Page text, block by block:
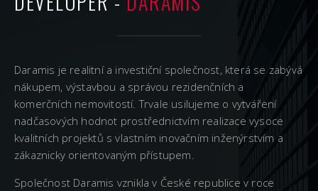
Daramis je realitní a investiční společnost, která se zabývá
nákupem, výstavbou a správou rezidenčních a
komerčních nemovitostí. Trvale usilujeme o vytváření
nadčasových hodnot prostřednictvím realizace vysoce
kvalitních projektů s vlastním inovačním inženýrstvím a
zákaznicky orientovaným přístupem.
Společnost Daramis vznikla v České republice v roce